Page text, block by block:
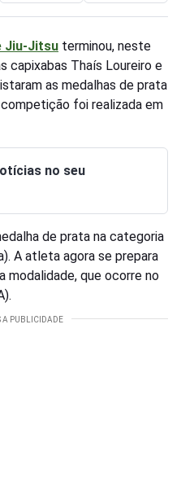
Jiu-Jitsu terminou, neste
capixabas Thaís Loureiro e
as medalhas de prata
foi realizada em
no seu
de prata na categoria
A atleta agora se prepara
modalidade, que ocorre no